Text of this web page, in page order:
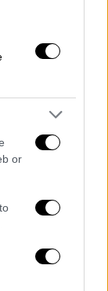
or
η
τρίτο
Στον
στις
μόνο για